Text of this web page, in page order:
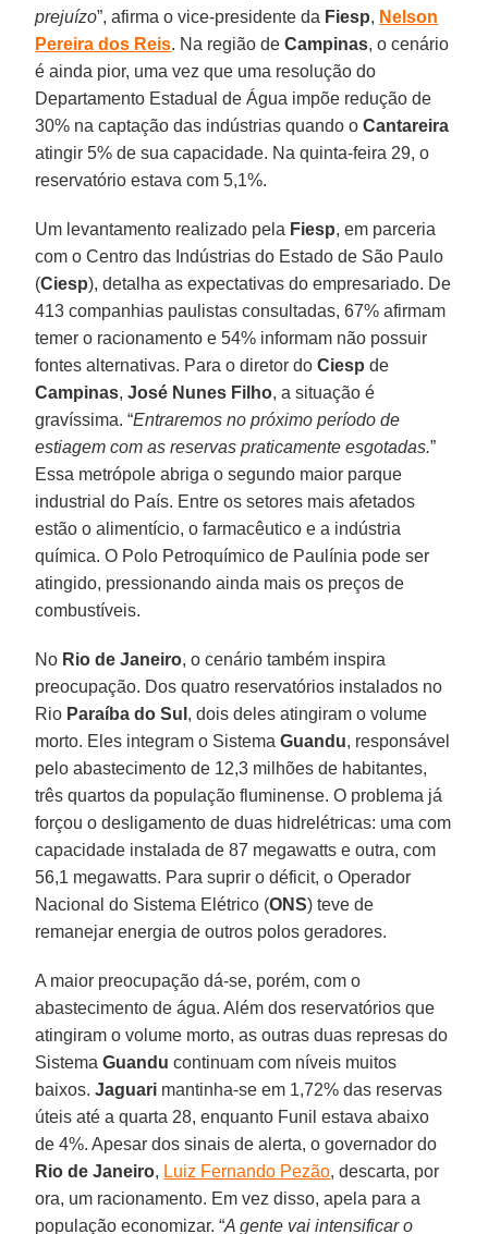
prejuízo”, afirma o vice-presidente da Fiesp, Nelson
Pereira dos Reis. Na região deCampinas, o cenário
é ainda pior, uma vez que uma resolução do
Departamento Estadual de Água impõe redução de
30% na captação das indústrias quando oCantareira
atingir 5% de sua capacidade. Na quinta-feira 29, o
reservatório estava com 5,1%.
Um levantamento realizado pela Fiesp, em parceria
com o Centro das Indústrias do Estado de São Paulo
(Ciesp), detalha as expectativas do empresariado. De
413 companhias paulistas consultadas, 67% afirmam
temer o racionamento e 54% informam não possuir
fontes alternativas. Para o diretor do Ciesp de
Campinas,José Nunes Filho, a situação é
gravíssima. “Entraremos no próximo período de
estiagem com as reservas praticamente esgotadas.”
Essa metrópole abriga o segundo maior parque
industrial do País. Entre os setores mais afetados
estão o alimentício, o farmacêutico e a indústria
química. O Polo Petroquímico de Paulínia pode ser
atingido, pressionando ainda mais os preços de
combustíveis.
No Rio de Janeiro, o cenário também inspira
preocupação. Dos quatro reservatórios instalados no
Rio Paraíba do Sul , dois deles atingiram o volume
morto. Eles integram o SistemaGuandu, responsável
pelo abastecimento de 12,3 milhões de habitantes,
três quartos da população fluminense. O problema já
forçou o desligamento de duas hidrelétricas: uma com
capacidade instalada de 87 megawatts e outra, com
56,1 megawatts. Para suprir o déficit, o Operador
Nacional do Sistema Elétrico (ONS) teve de
remanejar energia de outros polos geradores.
A maior preocupação dá-se, porém, com o
abastecimento de água. Além dos reservatórios que
atingiram o volume morto, as outras duas represas do
SistemaGuandu continuam com níveis muitos
baixos.Jaguari mantinha-se em 1,72% das reservas
úteis até a quarta 28, enquanto Funil estava abaixo
de 4%. Apesar dos sinais de alerta, o governador do
Rio de Janeiro, Luiz Fernando Pezão, descarta, por
ora, um racionamento. Em vez disso, apela para a
população economizar. “A gente vai intensificar o